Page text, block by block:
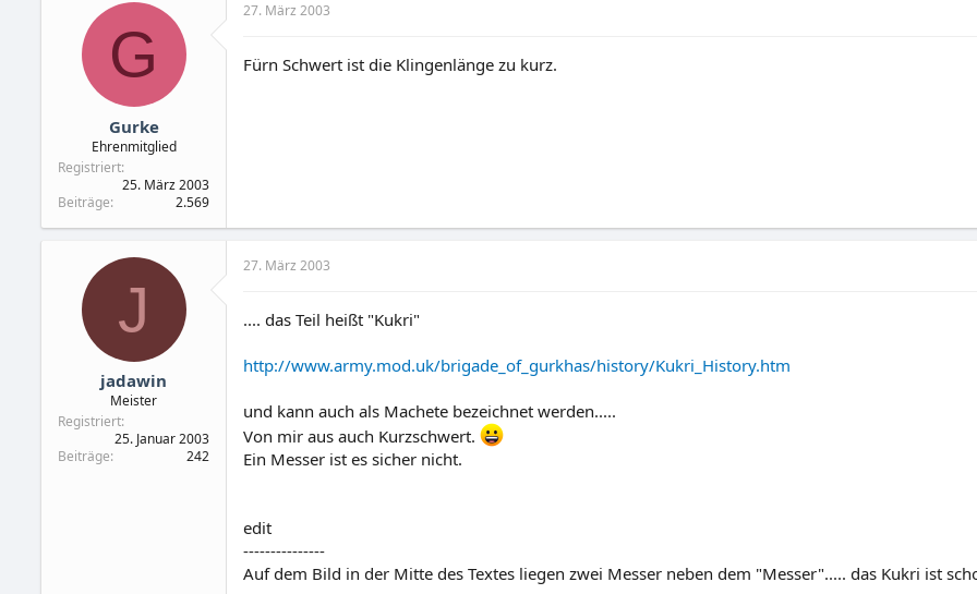
G
Gurke
Ehrenmitglied
Registriert
25. März 2003
Beiträge
2.569
27. März 2003
Fürn Schwert ist die Klingenlänge zu kurz.
J
jadawin
Meister
Registriert
25. Januar 2003
Beiträge
242
27. März 2003
.... das Teil heißt "Kukri"
http://www.army.mod.uk/brigade_of_gurkhas/history/Kukri_History.htm
und kann auch als Machete bezeichnet werden.....
Von mir aus auch Kurzschwert.
Ein Messer ist es sicher nicht.
edit
---------------
Auf dem Bild in der Mitte des Textes liegen zwei Messer neben dem "Messer"..... das Kukri ist